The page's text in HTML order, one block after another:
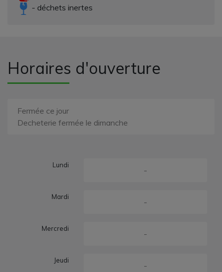
- déchets inertes
Horaires d'ouverture
Fermée ce jour
Decheterie fermée le dimanche
Lundi
-
Mardi
-
Mercredi
-
Jeudi
-